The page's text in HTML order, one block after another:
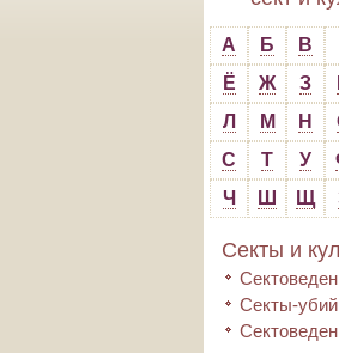
А Б В
Ё
Ж З
Л
М Н
С
Т У
Ч
Ш Щ
Секты и
Секты-